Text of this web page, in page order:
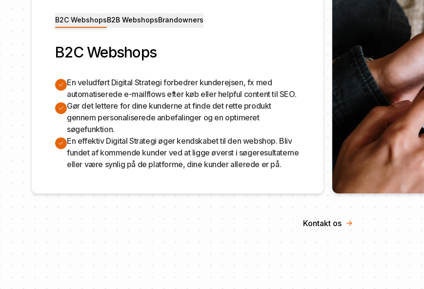
B2C WebshopsB2B WebshopsBrandowners
B2C Webshops
En veludført Digital Strategi forbedrer kunderejsen, fx med
automatiserede e-mailflows efter køb eller helpful content til SEO.
Gør det lettere for dine kunderne at finde det rette produkt
gennem personaliserede anbefalinger og en optimeret
søgefunktion.
En effektiv Digital Strategi øger kendskabet til den webshop. Bliv
fundet af kommende kunder ved at ligge øverst i søgeresultaterne
eller være synlig på de platforme, dine kunder allerede er på.
Kontakt os